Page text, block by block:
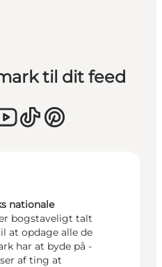
til dit feed
nationale
bogstaveligt talt
at opdage alle de
har at byde på -
af ting at